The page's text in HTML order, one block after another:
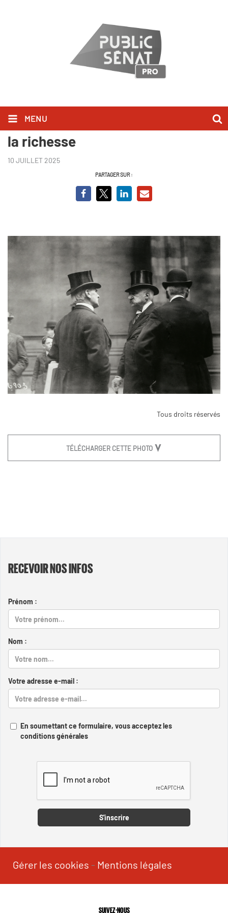
MENU
Capitalisme américain, le culte de
la richesse
10 JUILLET 2025
PARTAGER SUR :
Tous droits réservés
TÉLÉCHARGER CETTE PHOTO
RECEVOIR NOS INFOS
Prénom :
Nom :
Votre adresse e-mail :
En soumettant ce formulaire, vous acceptez les
conditions générales
S'inscrire
Gérer les cookies - Mentions légales
SUIVEZ-NOUS